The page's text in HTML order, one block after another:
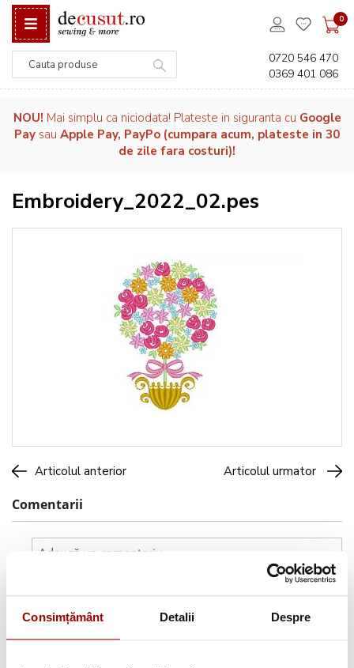
Consimțământ Detalii Despre
0
0720 546 470
0369 401 086
NOU! Mai simplu ca niciodata! Plateste in siguranta cu Google
Pay sau Apple Pay, PayPo (cumpara acum, plateste in 30
de zile fara costuri)!
Embroidery_2022_02.pes
Articolul anterior Articolul urmator
Comentarii